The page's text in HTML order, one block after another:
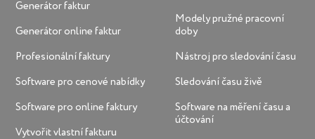
Generátor faktur
Generátor online faktur
Profesionální faktury
Software pro cenové nabídky
Software pro online faktury
Vytvořit vlastní fakturu
Modely pružné pracovní
doby
Nástroj pro sledování času
Sledování času živě
Software na měření času a
účtování